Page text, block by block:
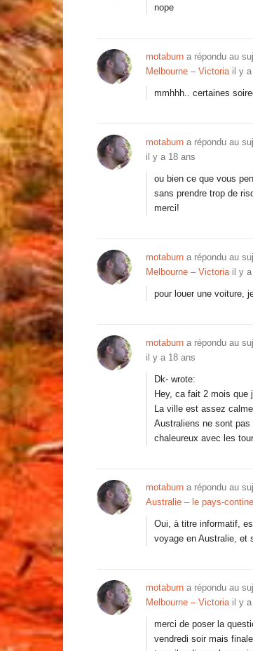
nope
motaburn a répondu au
Melbourne – Victoria il y
mmhhh.. certaines
motaburn a répondu au
il y a 18 ans
ou bien ce que vous
sans prendre trop de
merci!
motaburn a répondu au
Melbourne – Victoria il y
pour louer une voiture,
motaburn a répondu au
il y a 18 ans
Dk- wrote:
Hey, ca fait 2 mois que
La ville est assez
Australiens ne sont
chaleureux avec les
motaburn a répondu au
Australie – le pays-
Oui, à titre informatif,
voyage en Australie, et
motaburn a répondu au
Melbourne – Victoria il y
merci de poser la
vendredi soir mais